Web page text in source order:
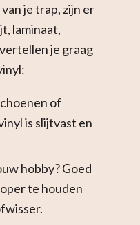
je trap, zijn er
laminaat,
je graag
of
is slijtvast en
hobby? Goed
te houden